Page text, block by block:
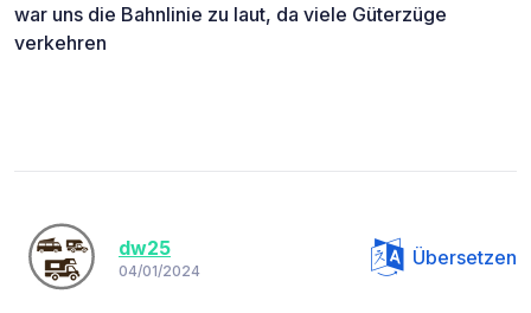
war uns die Bahnlinie zu laut, da viele Güterzüge
verkehren
dw25
04/01/2024
Übersetzen